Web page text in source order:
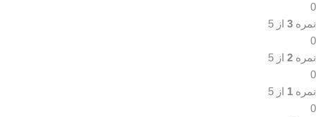
0
نمره 3 از 5
0
نمره 2 از 5
0
نمره 1 از 5
0